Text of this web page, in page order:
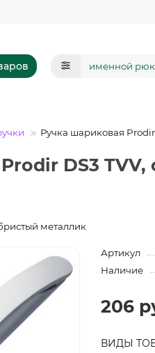
Ручка шариковая Prodir
DS3
металлик
Артикул
Наличие
206
ВИДЫ